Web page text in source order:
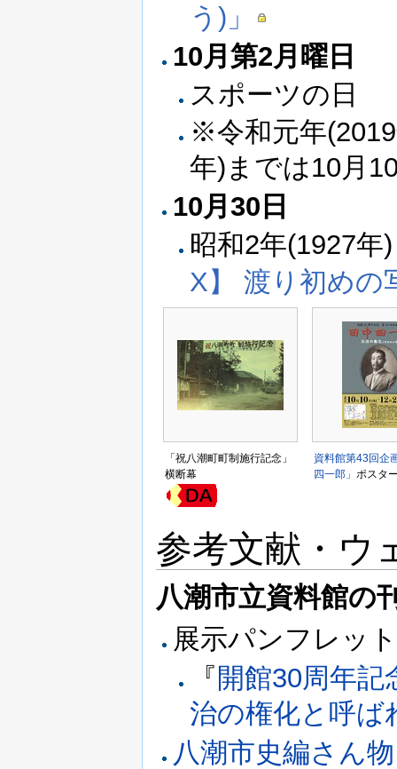
う)」
10月第2月曜日
スポーツの日
※令和元年
年)までは10月
10月30日
昭和2年(1927
X】 渡り初めの
「祝八潮町町制施行記念」
横断幕
資料館第43回企
四一郎」 ポスタ
参考文献・ウ
八潮市立資料館の
展示パンフレッ
『 開館30周年
治の権化と呼ば
八潮市史編さん物